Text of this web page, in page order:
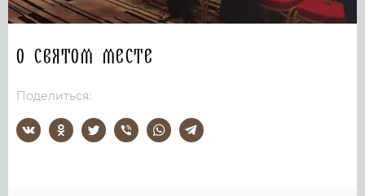
О святом месте
Поделиться: